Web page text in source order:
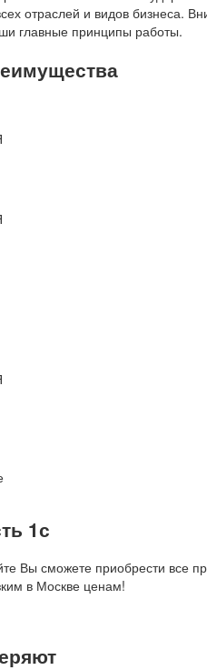
отраслей и видов бизнеса.
главные принципы работы.
1с
Вы сможете приобрести все
в Москве ценам!